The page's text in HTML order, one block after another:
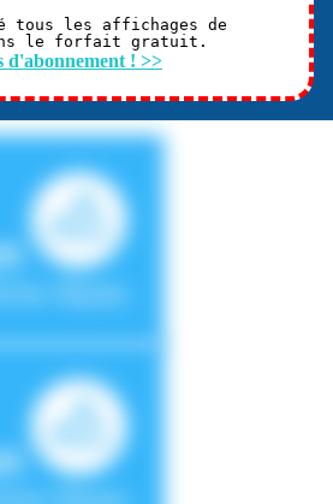
tous les affichages de
le forfait gratuit.
d'abonnement ! >>